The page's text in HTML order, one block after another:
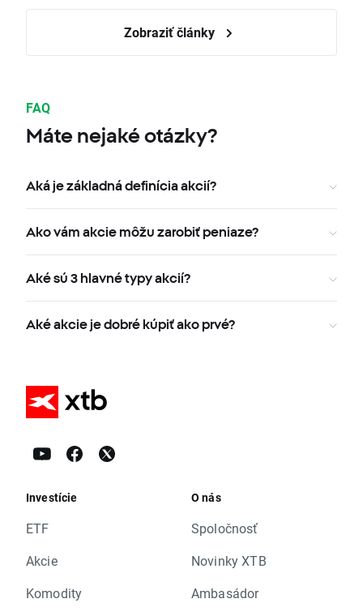
Zobraziť články
FAQ
Máte nejaké otázky?
Aká je základná definícia akcií?
Ako vám akcie môžu zarobiť peniaze?
Aké sú 3 hlavné typy akcií?
Aké akcie je dobré kúpiť ako prvé?
Investície
ETF
Akcie
Komodity
O nás
Spoločnosť
Novinky XTB
Ambasádor